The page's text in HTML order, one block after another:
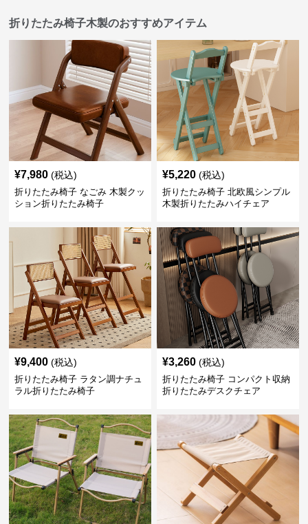
折りたたみ椅子木製のおすすめアイテム
¥7,980 (税込)
折りたたみ椅子 なごみ 木製クッ
ション折りたたみ椅子
¥5,220 (税込)
折りたたみ椅子 北欧風シンプル
木製折りたたみハイチェア
¥9,400 (税込)
折りたたみ椅子 ラタン調ナチュ
ラル折りたたみ椅子
¥3,260 (税込)
折りたたみ椅子 コンパクト収納
折りたたみデスクチェア